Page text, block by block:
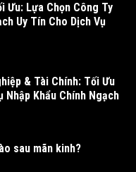
Ưu: Lựa Chọn Công Ty
Uy Tín Cho Dịch Vụ
& Tài Chính: Tối Ưu
Nhập Khẩu Chính Ngạch
sau mãn kinh?